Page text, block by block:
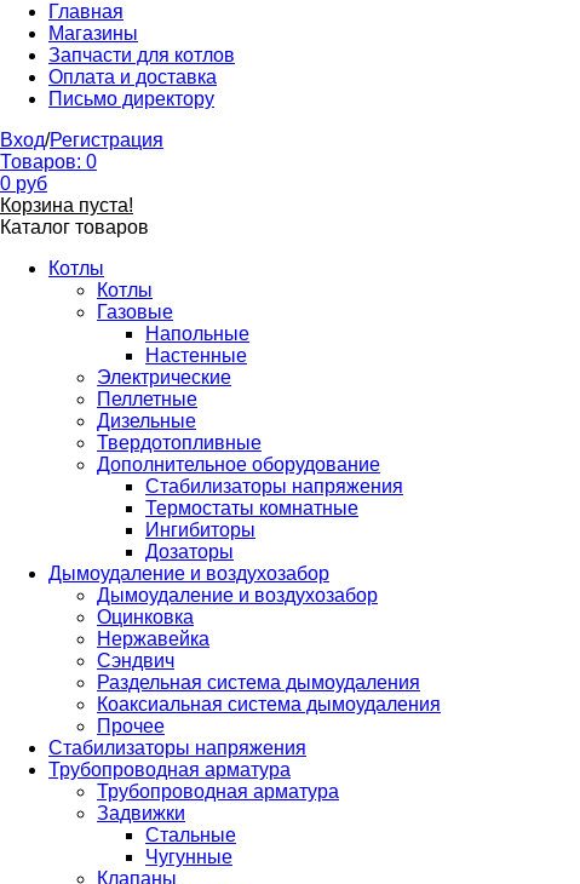
Главная
Магазины
Запчасти для котлов
Оплата и доставка
Письмо директору
Вход/Регистрация
Товаров: 0
0 руб
Корзина пуста!
Каталог товаров
Котлы
Котлы
Газовые
Напольные
Настенные
Электрические
Пеллетные
Дизельные
Твердотопливные
Дополнительное оборудование
Стабилизаторы напряжения
Термостаты комнатные
Ингибиторы
Дозаторы
Дымоудаление и воздухозабор
Дымоудаление и воздухозабор
Оцинковка
Нержавейка
Сэндвич
Раздельная система дымоудаления
Коаксиальная система дымоудаления
Прочее
Стабилизаторы напряжения
Трубопроводная арматура
Трубопроводная арматура
Задвижки
Стальные
Чугунные
Клапаны